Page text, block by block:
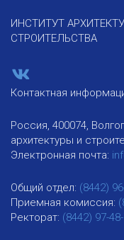
ИНСТИТУТ
СТРОИТЕЛЬСТВА
Контактная
Россия, 400074,
архитектуры и
Электронная почта:
Общий отдел: (8442)
Приемная комиссия:
Ректорат: (8442) 97-